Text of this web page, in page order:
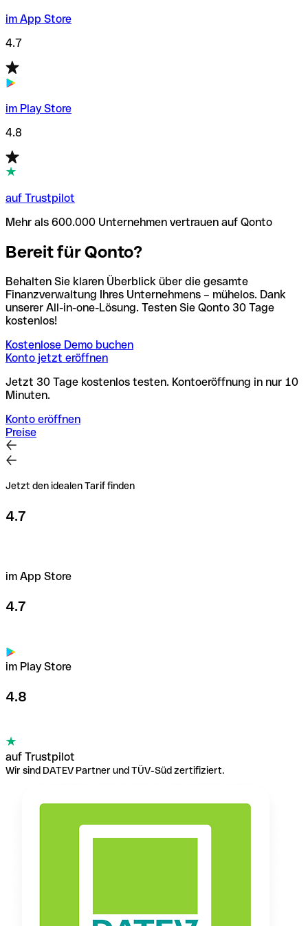
im App Store
4.7
im Play Store
4.8
auf Trustpilot
Mehr als 600.000 Unternehmen vertrauen auf Qonto
Bereit für Qonto?
Behalten Sie klaren Überblick über die gesamte
Finanzverwaltung Ihres Unternehmens – mühelos. Dank
unserer All-in-one-Lösung. Testen Sie Qonto 30 Tage
kostenlos!
Kostenlose Demo buchen
Konto jetzt eröffnen
Jetzt 30 Tage kostenlos testen. Kontoeröffnung in nur 10
Minuten.
Konto eröffnen
Preise
Jetzt den idealen Tarif finden
4.7
im App Store
4.7
im Play Store
4.8
auf Trustpilot
Wir sind DATEV Partner und TÜV-Süd zertifiziert.